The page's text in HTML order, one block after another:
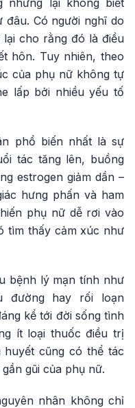
nhưng lại không biết
Có người nghĩ do
lại cho rằng đó là điều
hôn. Tuy nhiên, theo
của phụ nữ không tự
lấp bởi nhiều yếu tố
phổ biến nhất là sự
tác tăng lên, buồng
estrogen giảm dần –
hưng phấn và ham
phụ nữ dễ rơi vào
tìm thấy cảm xúc như
bệnh lý mạn tính như
đường hay rối loạn
kể tới đời sống tình
ít loại thuốc điều trị
cũng có thể tác
gũi của phụ nữ.
nhân không chỉ